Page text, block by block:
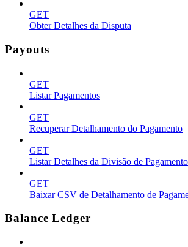
GET
Obter Detalhes da Disputa
Payouts
GET
Listar Pagamentos
GET
Recuperar Detalhamento do Pagamento
GET
Listar Detalhes da Divisão de Pagamento
GET
Baixar CSV de Detalhamento de
Balance Ledger